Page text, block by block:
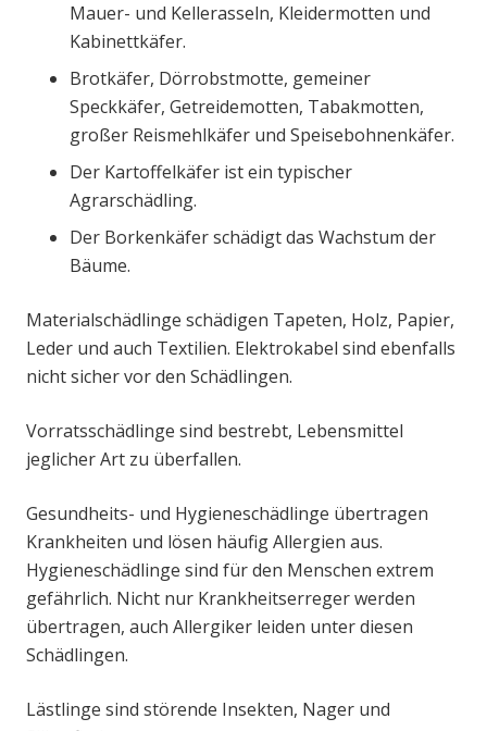
Mauer- und Kellerasseln, Kleidermotten und
Kabinettkäfer.
Brotkäfer, Dörrobstmotte, gemeiner
Speckkäfer, Getreidemotten, Tabakmotten,
großer Reismehlkäfer und Speisebohnenkäfer.
Der Kartoffelkäfer ist ein typischer
Agrarschädling.
Der Borkenkäfer schädigt das Wachstum der
Bäume.
Materialschädlinge schädigen Tapeten, Holz, Papier,
Leder und auch Textilien. Elektrokabel sind ebenfalls
nicht sicher vor den Schädlingen.
Vorratsschädlinge sind bestrebt, Lebensmittel
jeglicher Art zu überfallen.
Gesundheits- und Hygieneschädlinge übertragen
Krankheiten und lösen häufig Allergien aus.
Hygieneschädlinge sind für den Menschen extrem
gefährlich. Nicht nur Krankheitserreger werden
übertragen, auch Allergiker leiden unter diesen
Schädlingen.
Lästlinge sind störende Insekten, Nager und